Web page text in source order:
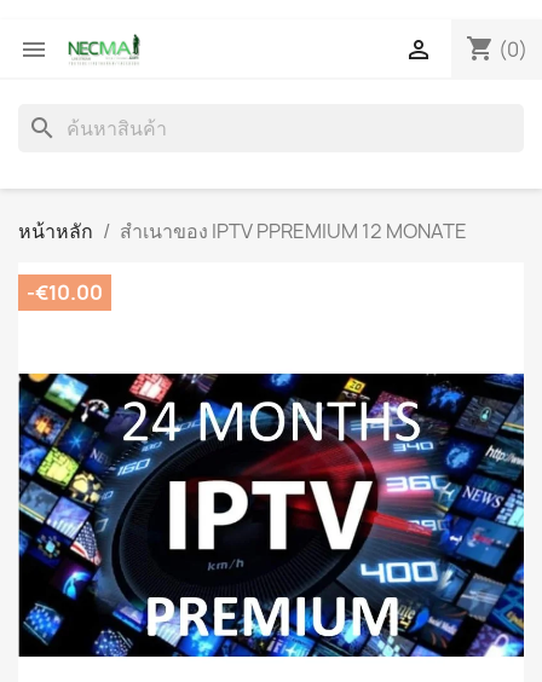
 shopping_cart (0)

search
หน้าหลัก สำเนาของ IPTV PPREMIUM 12 MONATE
-€10.00